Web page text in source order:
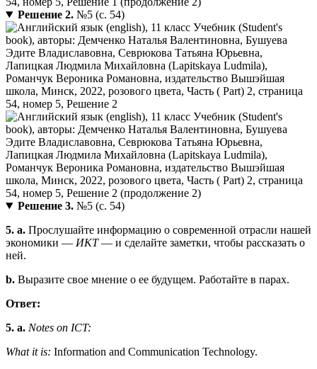
Решение 2.№5 (с. 54)
Решение 3.№5 (с. 54)
5. a. Прослушайте информацию о современной отрасли нашей
экономики — ИКТ— и сделайте заметки, чтобы рассказать о
ней.
b. Выразите свое мнение о ее будущем. Работайте в парах.
Ответ:
5. a. Notes on ICT:
What it is: Information and Communication Technology.